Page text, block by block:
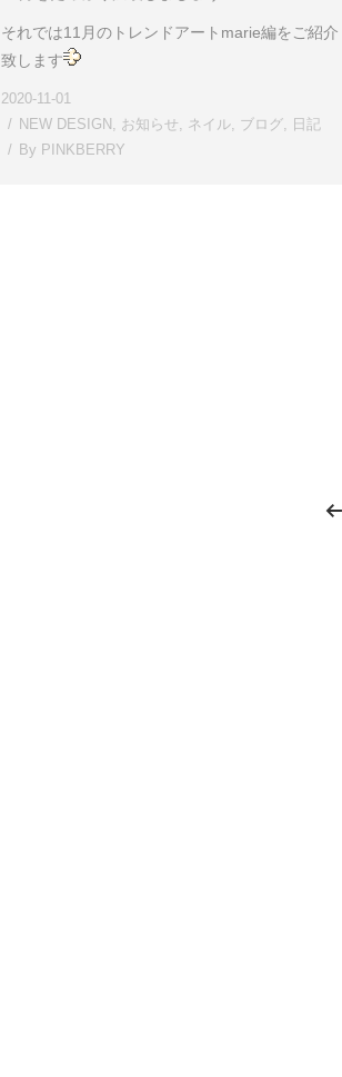
それでは11月のトレンドアートmarie編をご紹介
致します
2020-11-01
NEW DESIGN , お知らせ, ネイル, ブログ, 日記
By PINKBERRY